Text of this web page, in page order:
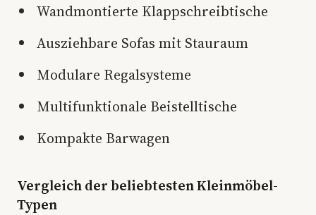
Wandmontierte Klappschreibtische
Ausziehbare Sofas mit Stauraum
Modulare Regalsysteme
Multifunktionale Beistelltische
Kompakte Barwagen
Vergleich der beliebtesten Kleinmöbel-
Typen